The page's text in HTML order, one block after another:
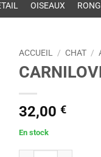
OISEAUX
ACCUEIL / CHAT /
32,00 €
En stock